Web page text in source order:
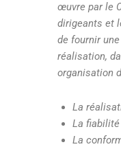
œuvre par le
dirigeants et
de fournir
réalisation,
organisation
La
La
La